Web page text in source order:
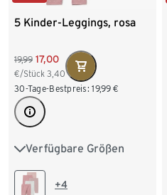
5 Kinder-Leggings, rosa
19,99 17,00
€/Stück 3,40
30-Tage-Bestpreis: 19,99 €
Verfügbare Größen
50/56 62/68 74/80
86/92 +4